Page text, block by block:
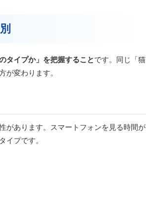
タイプか」を把握することです。同じ「猫
が変わります。
があります。スマートフォンを見る時間が
イプです。